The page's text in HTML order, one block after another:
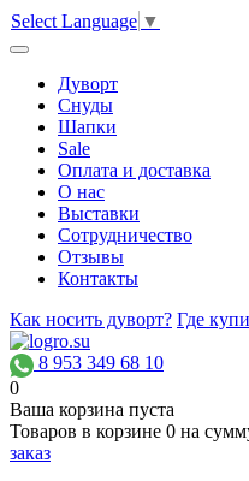
Select Language ▼
Дуворт
Снуды
Шапки
Sale
Оплата и доставка
О нас
Выставки
Сотрудничество
Отзывы
Контакты
Как носить дуворт? Где
8 953 349 68 10
0
Ваша корзина пуста
Товаров в корзине 0 на
заказ